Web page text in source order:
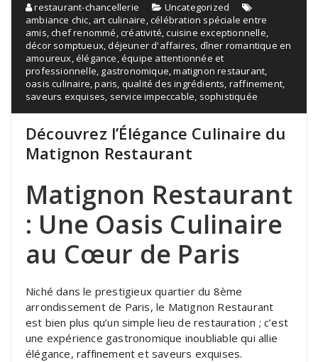
restaurant-chancellerie
Uncategorized
ambiance chic, art culinaire,célébration spéciale entre
amis,chef renommé,créativité,cuisine exceptionnelle,
décor somptueux,déjeuner d'affaires, dîner romantique en
amoureux,élégance,équipe attentionnée et
professionnelle, gastronomique,matignon restaurant,
oasis culinaire,paris, qualité des ingrédients, raffinement,
saveurs exquises, service impeccable, sophistiquée
Découvrez l’Élégance Culinaire du
Matignon Restaurant
Matignon Restaurant
: Une Oasis Culinaire
au Cœur de Paris
Niché dans le prestigieux quartier du 8ème
arrondissement de Paris, le Matignon Restaurant
est bien plus qu’un simple lieu de restauration ; c’est
une expérience gastronomique inoubliable qui allie
élégance, raffinement et saveurs exquises.